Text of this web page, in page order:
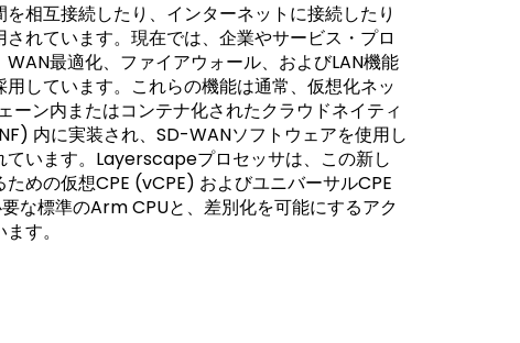
相互接続したり、インターネットに接続したり
れています。現在では、企業やサービス・プロ
最適化、ファイアウォール、およびLAN機能
しています。これらの機能は通常、仮想化ネッ
ーン内またはコンテナ化されたクラウドネイティ
内に実装され、SD-WANソフトウェアを使用し
ています。Layerscapeプロセッサは、この新し
めの仮想CPE (vCPE) およびユニバーサルCPE
な標準のArm CPUと、差別化を可能にするアク
す。